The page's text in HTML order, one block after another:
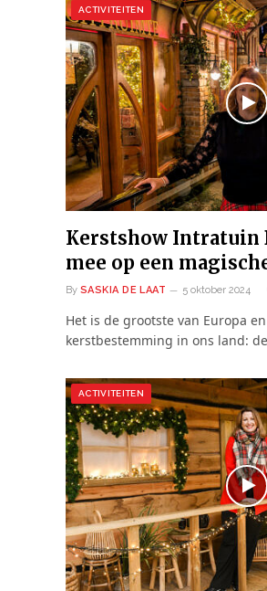
ACTIVITEITEN
Kerstshow Intratuin
mee op een
By SASKIA DE LAAT 5 oktober 2024
Het is de grootste van Europa
kerstbestemming in ons land:
ACTIVITEITEN